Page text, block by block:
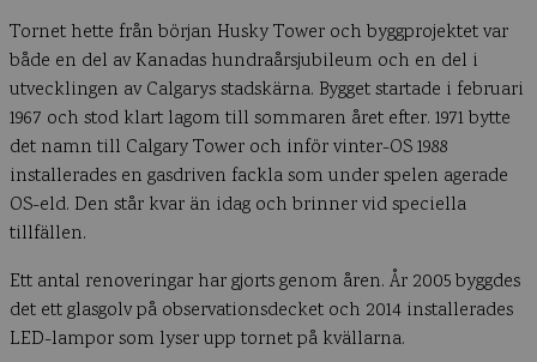
Tornet hette från början Husky Tower och byggprojektet var
både en del av Kanadas hundraårsjubileum och en del i
utvecklingen av Calgarys stadskärna. Bygget startade i februari
1967 och stod klart lagom till sommaren året efter. 1971 bytte
det namn till Calgary Tower och inför vinter-OS 1988
installerades en gasdriven fackla som under spelen agerade
OS-eld. Den står kvar än idag och brinner vid speciella
tillfällen.
Ett antal renoveringar har gjorts genom åren. År 2005 byggdes
det ett glasgolv på observationsdecket och 2014 installerades
LED-lampor som lyser upp tornet på kvällarna.